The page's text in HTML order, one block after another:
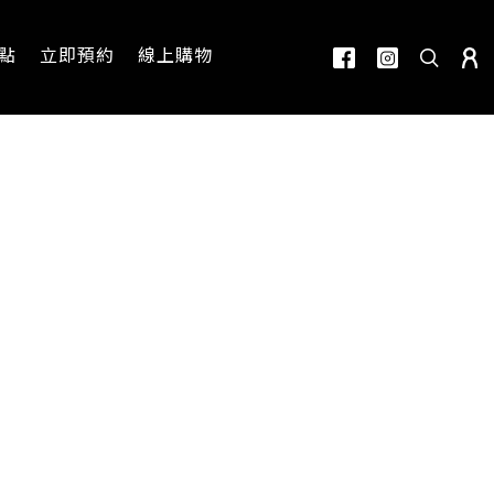
立即預約 線上購物